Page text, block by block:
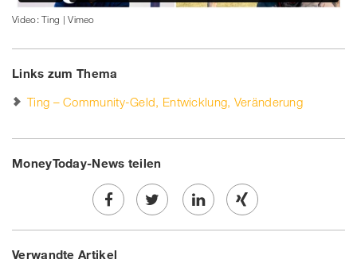
Video: Ting | Vimeo
Links zum Thema
Ting – Community-Geld, Entwicklung, Veränderung
MoneyToday-News teilen
Share
on
Twe
Share Share
Verwandte Artikel